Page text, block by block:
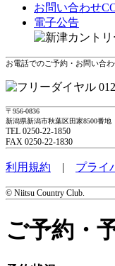
お問い合わせ
電子公告
お電話でのご予約・お問い合
〒956-0836
新潟県新潟市秋葉区田家8500番地
TEL 0250-22-1850
FAX 0250-22-1830
利用規約 | プライ
© Niitsu Country Club.
ご予約・